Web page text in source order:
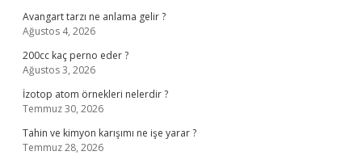
Avangart tarzı ne anlama gelir ?
Ağustos 4, 2026
200cc kaç perno eder ?
Ağustos 3, 2026
İzotop atom örnekleri nelerdir ?
Temmuz 30, 2026
Tahin ve kimyon karışımı ne işe yarar ?
Temmuz 28, 2026